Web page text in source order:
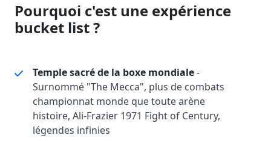
Pourquoi c'est une expérience
bucket list ?
Temple sacré de la boxe mondiale-
Surnommé "The Mecca", plus de combats
championnat monde que toute arène
histoire, Ali-Frazier 1971 Fight of Century,
légendes infinies